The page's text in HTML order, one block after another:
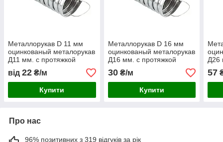
Металлорукав D 11 мм
оцинкованый металорукав
Д11 мм. с протяжкой
(бухта 50м.)
від 22 ₴/м
Купити
Металлорукав D 16 мм
оцинкованый металорукав
Д16 мм. с протяжкой
(бухта 50м.)
30₴/м
Купити
Д26
57
Про нас
96% позитивних з 319 відгуків за рік